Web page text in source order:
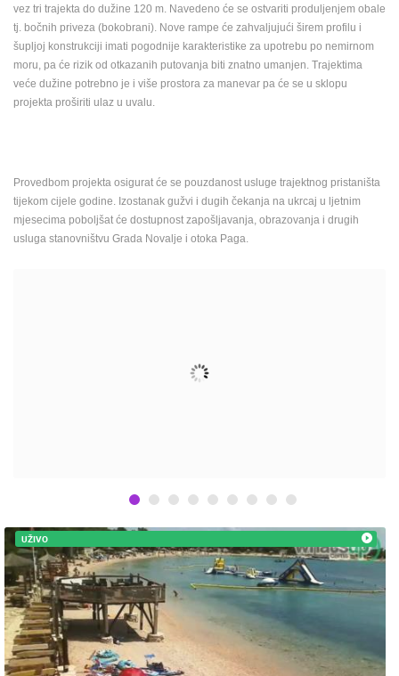
vez tri trajekta do dužine 120 m. Navedeno će se ostvariti produljenjem obale
tj. bočnih priveza (bokobrani). Nove rampe će zahvaljujući širem profilu i
šupljoj konstrukciji imati pogodnije karakteristike za upotrebu po nemirnom
moru, pa će rizik od otkazanih putovanja biti znatno umanjen. Trajektima
veće dužine potrebno je i više prostora za manevar pa će se u sklopu
projekta proširiti ulaz u uvalu.
Provedbom projekta osigurat će se pouzdanost usluge trajektnog pristaništa
tijekom cijele godine. Izostanak gužvi i dugih čekanja na ukrcaj u ljetnim
mjesecima poboljšat će dostupnost zapošljavanja, obrazovanja i drugih
usluga stanovništvu Grada Novalje i otoka Paga.
UŽIVO